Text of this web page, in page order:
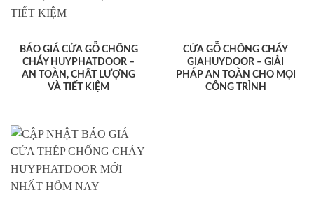
BÁO GIÁ CỬA GỖ CHỐNG
CHÁY HUYPHATDOOR –
AN TOÀN, CHẤT LƯỢNG
VÀ TIẾT KIỆM
CỬA GỖ CHỐNG CHÁY
GIAHUYDOOR – GIẢI
PHÁP AN TOÀN CHO MỌI
CÔNG TRÌNH